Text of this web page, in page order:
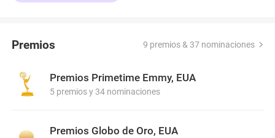
Premios 9 premios & 37 nominaciones
Premios Primetime Emmy, EUA
5 premios y 34 nominaciones
Premios Globo de Oro, EUA